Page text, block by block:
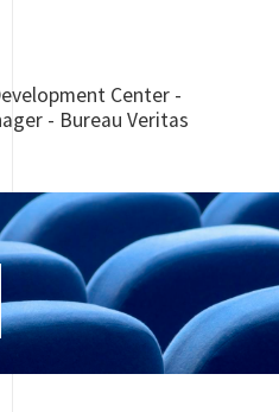
Center -
- Bureau Veritas